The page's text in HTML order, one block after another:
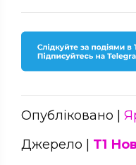
Опубліковано |
Джерело | Т1